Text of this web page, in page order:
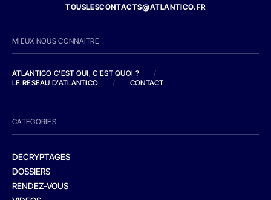
TOUSLESCONTACTS@ATLANTICO.FR
MIEUX NOUS CONNAITRE
ATLANTICO C'EST QUI, C'EST QUOI ?
/
LE RESEAU D'ATLANTICO
/ CONTACT
CATEGORIES
DECRYPTAGES
DOSSIERS
RENDEZ-VOUS